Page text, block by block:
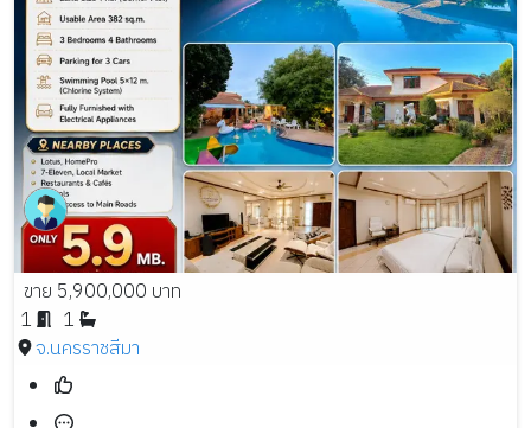
ขาย 5,900,000 บาท
1
1
จ.นครราชสีมา